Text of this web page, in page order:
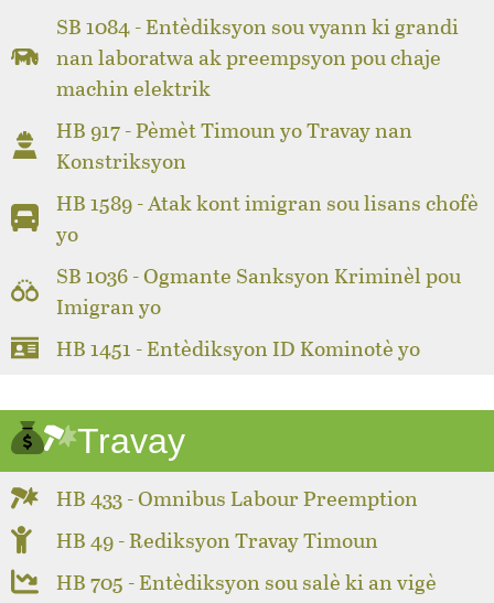
SB 1084 - Entèdiksyon sou vyann ki grandi
nan laboratwa ak preempsyon pou chaje
machin elektrik
HB 917 - Pèmèt Timoun yo Travay nan
Konstriksyon
HB 1589 - Atak kont imigran sou lisans chofè
yo
SB 1036 - Ogmante Sanksyon Kriminèl pou
Imigran yo
HB 1451 - Entèdiksyon ID Kominotè yo
Travay
HB 433 - Omnibus Labour Preemption
HB 49 - Rediksyon Travay Timoun
HB 705 - Entèdiksyon sou salè ki an vigè